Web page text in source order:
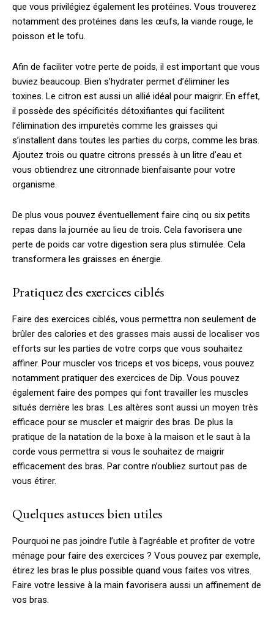
que vous privilégiez également les protéines. Vous trouverez
notamment des protéines dans les œufs, la viande rouge, le
poisson et le tofu.
Afin de faciliter votre perte de poids, il est important que vous
buviez beaucoup. Bien s’hydrater permet d’éliminer les
toxines. Le citron est aussi un allié idéal pour maigrir. En effet,
il possède des spécificités détoxifiantes qui facilitent
l’élimination des impuretés comme les graisses qui
s’installent dans toutes les parties du corps, comme les bras.
Ajoutez trois ou quatre citrons pressés à un litre d’eau et
vous obtiendrez une citronnade bienfaisante pour votre
organisme.
De plus vous pouvez éventuellement faire cinq ou six petits
repas dans la journée au lieu de trois. Cela favorisera une
perte de poids car votre digestion sera plus stimulée. Cela
transformera les graisses en énergie.
Pratiquez des exercices ciblés
Faire des exercices ciblés, vous permettra non seulement de
brûler des calories et des grasses mais aussi de localiser vos
efforts sur les parties de votre corps que vous souhaitez
affiner. Pour muscler vos triceps et vos biceps, vous pouvez
notamment pratiquer des exercices de Dip. Vous pouvez
également faire des pompes qui font travailler les muscles
situés derrière les bras. Les altères sont aussi un moyen très
efficace pour se muscler et maigrir des bras. De plus la
pratique de la natation de la boxe à la maison et le saut à la
corde vous permettra si vous le souhaitez de maigrir
efficacement des bras. Par contre n’oubliez surtout pas de
vous étirer.
Quelques astuces bien utiles
Pourquoi ne pas joindre l’utile à l’agréable et profiter de votre
ménage pour faire des exercices ? Vous pouvez par exemple,
étirez les bras le plus possible quand vous faites vos vitres.
Faire votre lessive à la main favorisera aussi un affinement de
vos bras.